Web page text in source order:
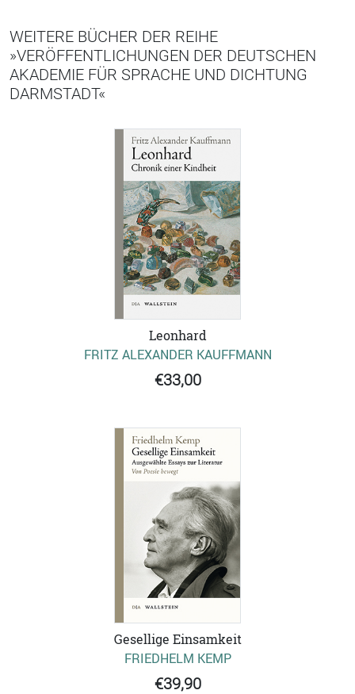
WEITERE BÜCHER DER REIHE
»VERÖFFENTLICHUNGEN DER DEUTSCHEN
AKADEMIE FÜR SPRACHE UND DICHTUNG
DARMSTADT«
Leonhard
FRITZ ALEXANDER KAUFFMANN
€33,00
Gesellige Einsamkeit
FRIEDHELM KEMP
€39,90